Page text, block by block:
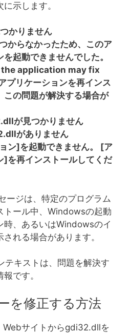
示します。
かりません
からなかったため、このア
起動できませんでした。
application may fix
リケーションを再インス
この問題が解決する場合が
が見つかりません
がありません
ン]を起動できません。 [ア
]を再インストールしてくだ
ージは、特定のプログラム
トール中、Windowsの起動
時、あるいはWindowsのイ
れる場合があります。
キストは、問題を解決す
です。
を修正する方法
Webサイトからgdi32.dllを